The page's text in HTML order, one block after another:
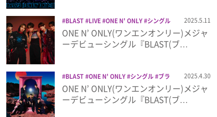
インタビュー
フィルム
Emoメン
ランキング
BLAST LIVE ONE N' ONLY
シングル
メジャーデビュー ライブ 楽曲 音楽
2025.5.11
ONE N’ ONLY(ワンエンオンリー)メジャ
ーデビューシングル『BLAST(ブ…
BLAST ONE N' ONLY シングル
ブラ
スト
メジャーデビューシングル
ワンエ
楽曲
2025.4.30
ONE N’ ONLY(ワンエンオンリー)メジャ
ーデビューシングル『BLAST(ブ…